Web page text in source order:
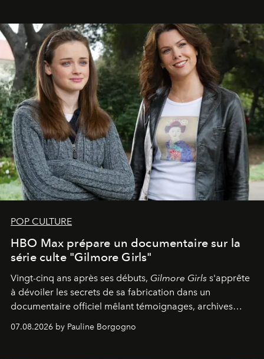
POP CULTURE
HBO Max prépare un documentaire sur la
série culte "Gilmore Girls"
Vingt-cinq ans après ses débuts, Gilmore Girls s'apprête
à dévoiler les secrets de sa fabrication dans un
documentaire officiel mêlant témoignages, archives
générationnel.
07.08.2026 by Pauline Borgogno